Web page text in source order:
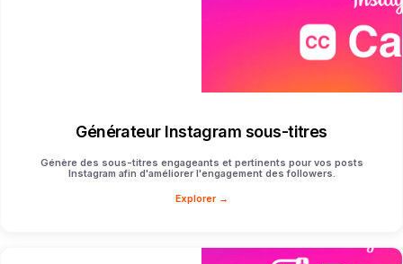
Générateur Instagram sous-titres
Génère des sous-titres engageants et pertinents pour vos posts
Instagram afin d'améliorer l'engagement des followers.
Explorer →